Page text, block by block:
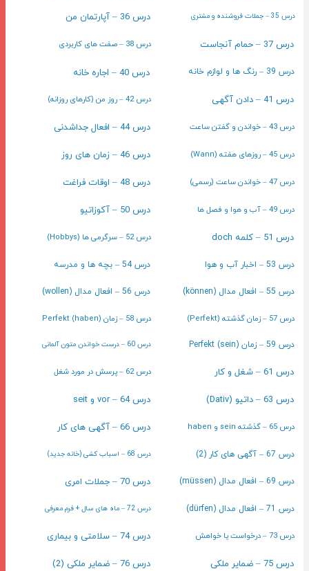
درس 35 – جملات فروشنده و مشتری درس 36 – آپارتمان من
درس 37 – حمام آنجاست درس 38 – صفت های کاربردی
درس 39 – رنگ ها و لوازم خانه درس 40 – اجاره خانه
درس 41 – دادن آگهی درس 42 – روز من (کارهای روزانه)
درس 43 – خواندن و گفتن ساعت درس 44 – افعال جداشدنی
درس 45 – روزهای هفته (Wann) درس 46 – زمان های روز
درس 47 – خواندن ساعت (رسمی) درس 48 – اوقات فراغت
درس 49 – آب و هوا و فصل ها درس 50 – آکوزاتیو
درس 51 – کلمه doch درس 52 – سرگرمی ها (Hobbys)
درس 53 – اخبار آب و هوا درس 54 – بچه ها و مدرسه
درس 55 – افعال مدال (können) درس 56 – افعال مدال (wollen)
درس 57 – زمان گذشته (Perfekt) درس 58 – زمان Perfekt (haben)
درس 59 – زمان Perfekt (sein) درس 60 – درست خواندن متون آلمانی
درس 61 – شغل و کار درس 62 – پرسش در مورد شغل
درس 63 – داتیو (Dativ) درس 64 – vor و seit
درس 65 – گذشته sein و haben درس 66 – آگهی های کار
درس 67 – آگهی های کار (2) درس 68 – اسباب کشی (خانه جدید)
درس 69 – افعال مدال (müssen) درس 70 – جملات امری
درس 71 – افعال مدال (dürfen) درس 72 – ماه های سال + فرم معرفی
درس 73 – درخواست یا خواهش درس 74 – سلامتی و بیماری
درس 75 – ضمایر ملکی درس 76 – ضمایر ملکی (2)